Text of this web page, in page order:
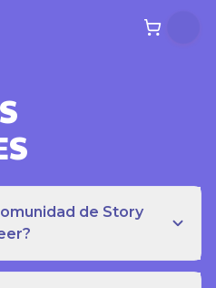
de Story